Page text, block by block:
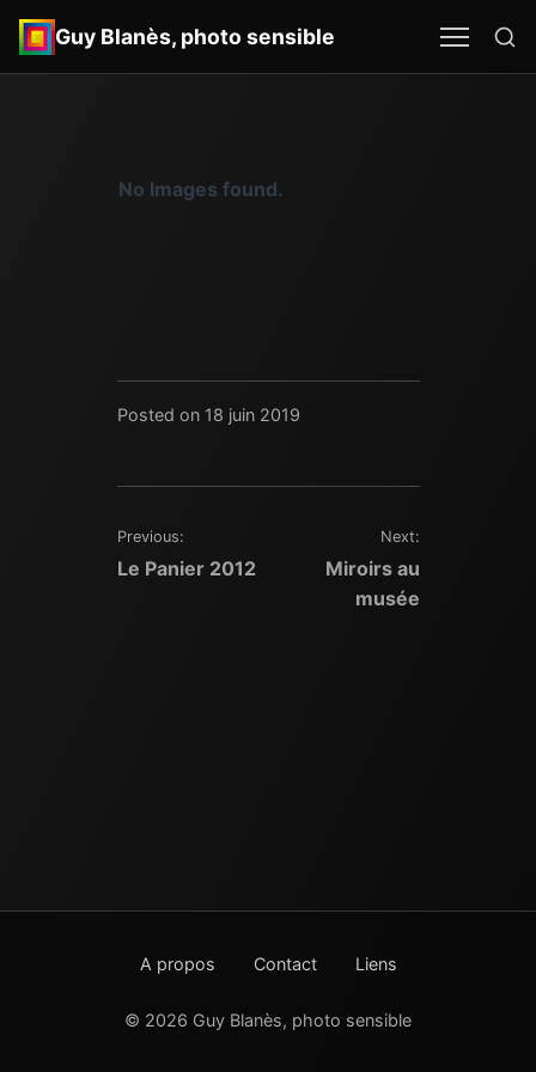
Guy Blanès, photo sensible
No Images found.
Posted on 18 juin 2019
Navigation
Previous:
Le Panier 2012
Next:
Miroirs au
musée
A propos Contact Liens
© 2026 Guy Blanès, photo sensible